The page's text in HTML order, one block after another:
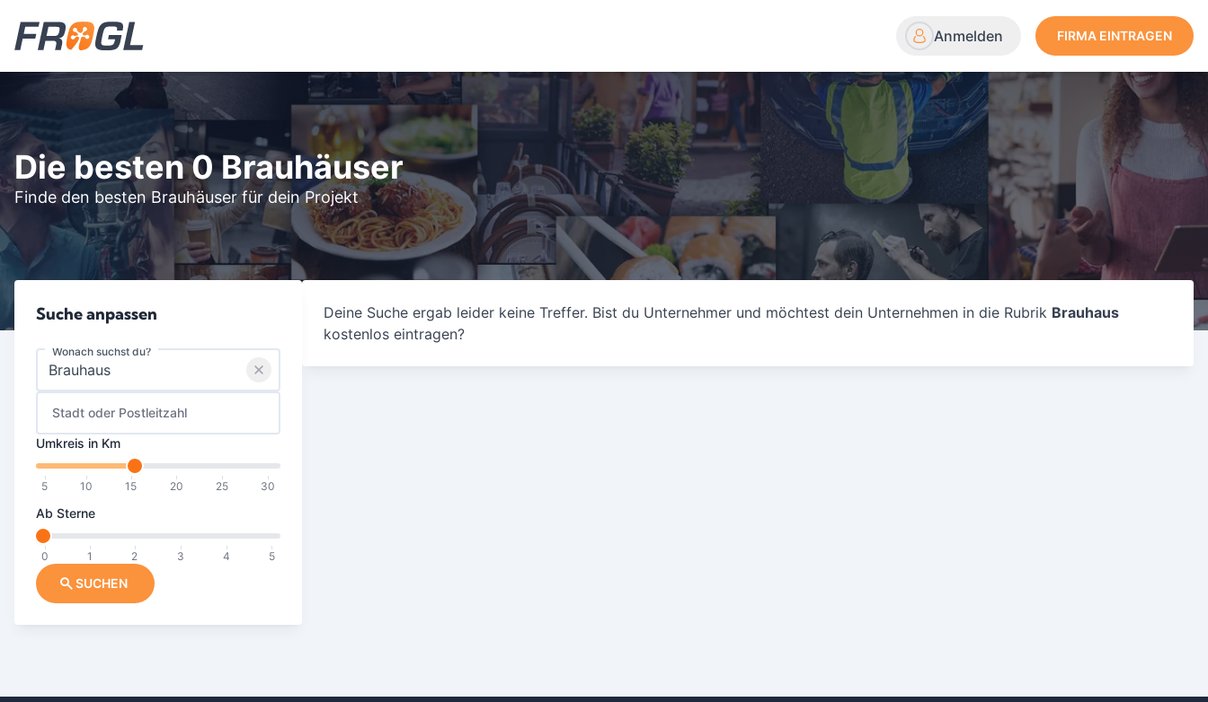
Anmelden FIRMA EINTRAGEN
Die besten 0 Brauhäuser
Finde den besten Brauhäuser für dein Projekt
Suche anpassen
Wonach suchst du?
Stadt oder Postleitzahl
Umkreis in Km
5 10 15 20 25 30
Ab Sterne
0 1 2 3 4 5
SUCHEN
Deine Suche ergab leider keine Treffer. Bist du Unternehmer und möchtest dein Unternehmen in die Rubrik Brauhaus
kostenlos eintragen?